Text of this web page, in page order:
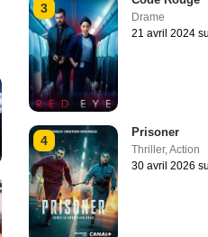
3
Drame
21 avril 2024
4
Prisoner
Thriller,Action
30 avril 2026